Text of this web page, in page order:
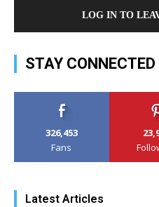
LOG IN TO
STAY CONNECTED
326,453
Fans
Latest Articles